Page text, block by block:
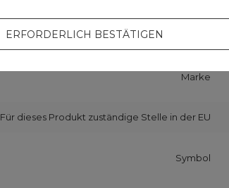
Cena sugerowana
Marke
Für dieses Produkt zuständige Stelle in der EU
Symbol
ERFORDERLICH BESTÄTIGEN